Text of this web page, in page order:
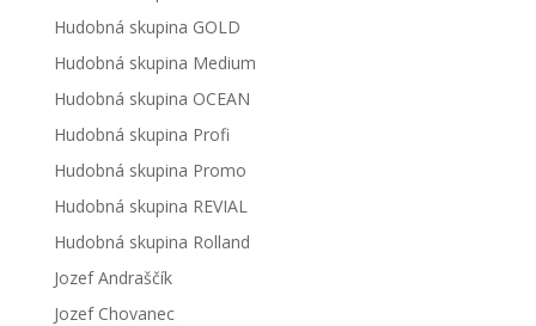
Hudobná skupina GOLD
Hudobná skupina Medium
Hudobná skupina OCEAN
Hudobná skupina Profi
Hudobná skupina Promo
Hudobná skupina REVIAL
Hudobná skupina Rolland
Jozef Andraščík
Jozef Chovanec